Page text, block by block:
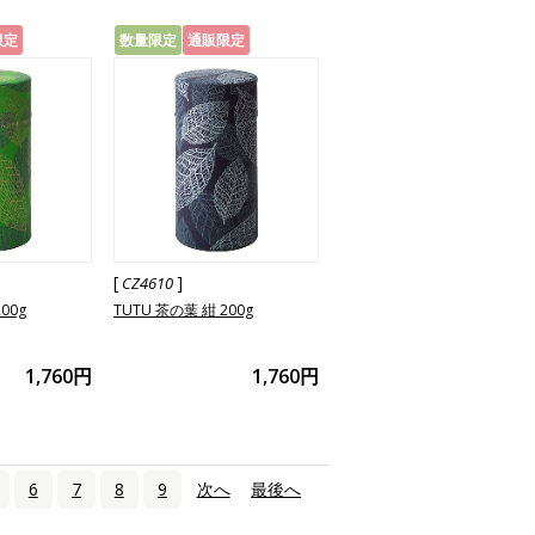
1,760円
数量限定 通販限定
[ CZ4610]
TUTU 茶の葉 紺 200g
1,760円
6 7 8 9 次へ 最後へ